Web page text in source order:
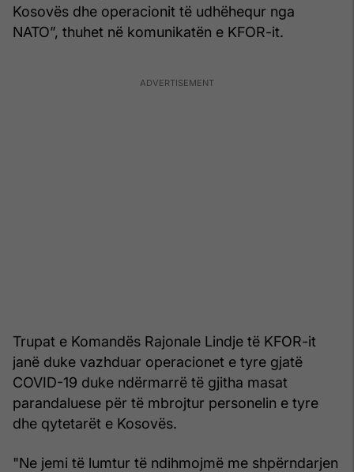
Kosovës dhe operacionit të udhëhequr nga
NATO”, thuhet në komunikatën e KFOR-it.
Trupat e Komandës Rajonale Lindje të KFOR-it
janë duke vazhduar operacionet e tyre gjatë
COVID-19 duke ndërmarrë të gjitha masat
parandaluese për të mbrojtur personelin e tyre
dhe qytetarët e Kosovës.
"Ne jemi të lumtur të ndihmojmë me shpërndarjen